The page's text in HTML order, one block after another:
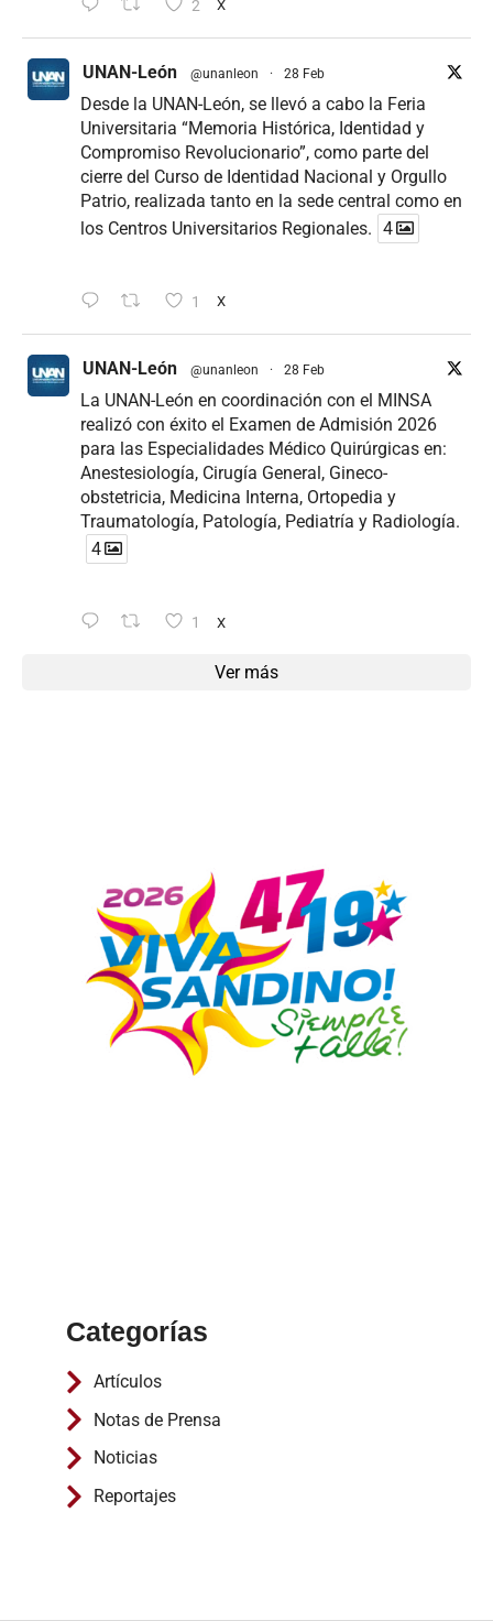
2 X
UNAN-León @unanleon · 28 Feb
Desde la UNAN-León, se llevó a cabo la Feria
Universitaria “Memoria Histórica, Identidad y
Compromiso Revolucionario”, como parte del
cierre del Curso de Identidad Nacional y Orgullo
Patrio, realizada tanto en la sede central como en
los Centros Universitarios Regionales. 4
1 X
UNAN-León @unanleon · 28 Feb
La UNAN-León en coordinación con el MINSA
realizó con éxito el Examen de Admisión 2026
para las Especialidades Médico Quirúrgicas en:
Anestesiología, Cirugía General, Gineco-
obstetricia, Medicina Interna, Ortopedia y
Traumatología, Patología, Pediatría y Radiología.
4
1 X
Ver más
Categorías
Artículos
Notas de Prensa
Noticias
Reportajes